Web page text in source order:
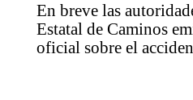
En breve las
Estatal de Caminos
oficial sobre el